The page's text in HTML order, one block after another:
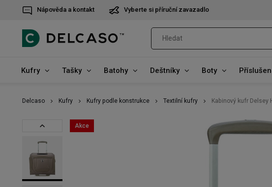
Nápověda a kontakt Vyberte si příruční zavazadlo
Kufry Tašky Batohy Deštníky Boty
Delcaso Kufry Kufry podle konstrukce Textilní kufry Kabinový kufr Delsey
Akce